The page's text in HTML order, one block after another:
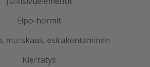
Elpo-hormit
murskaus, esirakentaminen
Kierrätys